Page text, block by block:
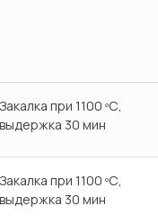
Закалка при 1100 ºС,
выдержка 30 мин
Закалка при 1100 ºС,
выдержка 30 мин